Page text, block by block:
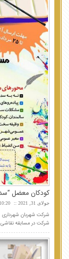
کودکان معضل
جولای 31, 2021 10:20 ب.ظ
شرکت شهربان شهرداری
شرکت در مسابقه نقاشی کودک با